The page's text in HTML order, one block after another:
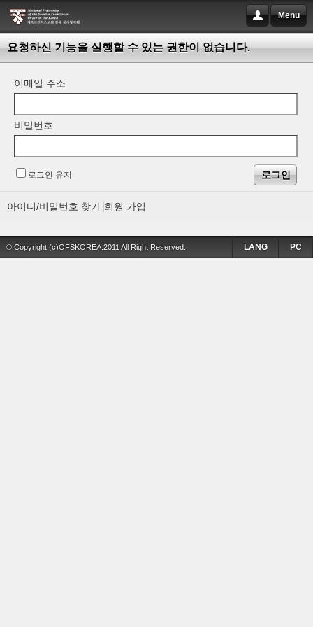
Menu
요청하신 기능을 실행할 수 있는 권한이 없습니다.
이메일 주소
비밀번호
로그인 유지
아이디/비밀번호 찾기 회원 가입
© Copyright (c)OFSKOREA.2011 All Right Reserved. PC
LANG